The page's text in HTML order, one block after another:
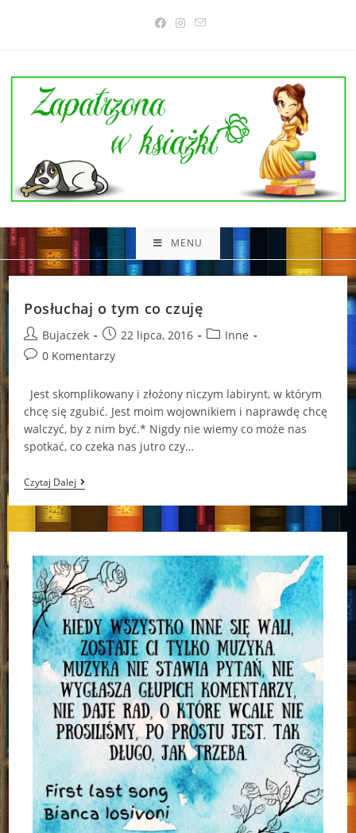
MENU
Posłuchaj o tym co czuję
Post
author:
Bujaczek
Post
published:
22 lipca, 2016
PostInne
Post0 Komentarzy
Jest skomplikowany i złożony niczym labirynt, w którym
chcę się zgubić. Jest moim wojownikiem i naprawdę chcę
walczyć, by z nim być.* Nigdy nie wiemy co może nas
spotkać, co czeka nas jutro czy…
Czytaj DalejPosłuchaj
O
Tym
Czuję